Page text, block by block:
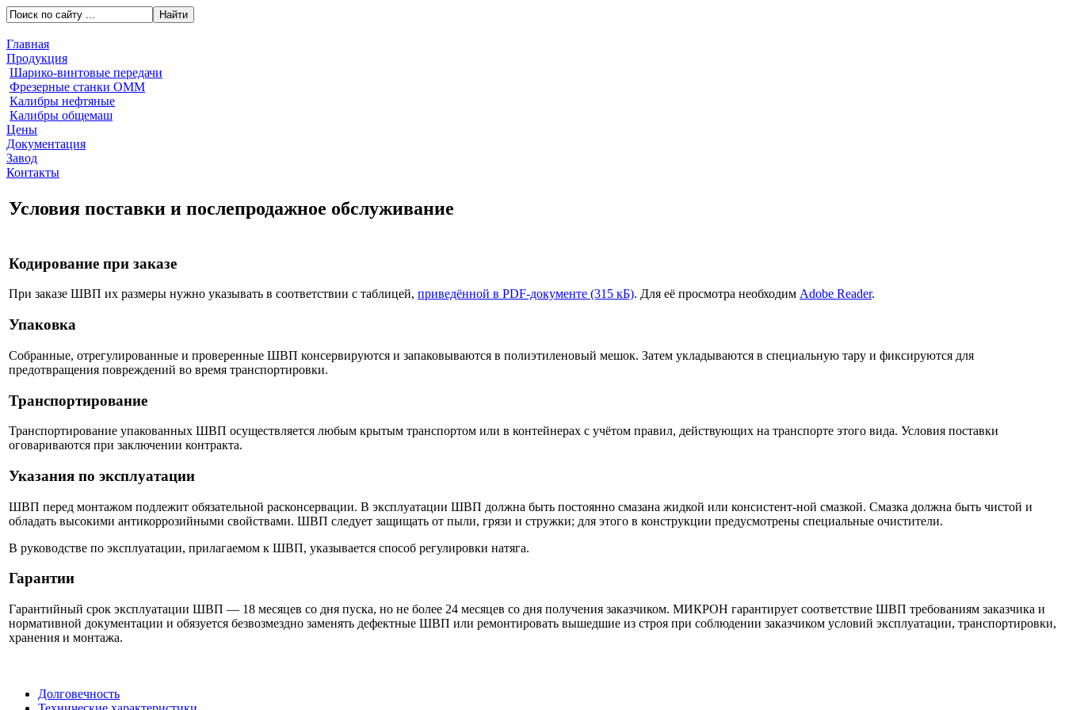
Главная
Продукция
Шарико-винтовые передачи
Фрезерные станки ОММ
Калибры нефтяные
Калибры общемаш
Цены
Документация
Завод
Контакты
Условия поставки и послепродажное обслуживание
Кодирование при заказе
При заказе ШВП их размеры нужно указывать в соответствии с таблицей, приведённой в PDF-документе (315 кБ). Для её просмотра необходим Adobe Reader.
Упаковка
Собранные, отрегулированные и проверенные ШВП консервируются и запаковываются в полиэтиленовый мешок. Затем укладываются в специальную тару и фиксируются для
предотвращения повреждений во время транспортировки.
Транспортирование
Транспортирование упакованных ШВП осуществляется любым крытым транспортом или в контейнерах с учётом правил, действующих на транспорте этого вида. Условия поставки
оговариваются при заключении контракта.
Указания по эксплуатации
ШВП перед монтажом подлежит обязательной расконсервации. В эксплуатации ШВП должна быть постоянно смазана жидкой или консистент-ной смазкой. Смазка должна быть чистой и
обладать высокими антикоррозийными свойствами. ШВП следует защищать от пыли, грязи и стружки; для этого в конструкции предусмотрены специальные очистители.
В руководстве по эксплуатации, прилагаемом к ШВП, указывается способ регулировки натяга.
Гарантии
Гарантийный срок эксплуатации ШВП — 18 месяцев со дня пуска, но не более 24 месяцев со дня получения заказчиком. МИКРОН гарантирует соответствие ШВП требованиям заказчика и
нормативной документации и обязуется безвозмездно заменять дефектные ШВП или ремонтировать вышедшие из строя при соблюдении заказчиком условий эксплуатации, транспортировки,
хранения и монтажа.
Долговечность